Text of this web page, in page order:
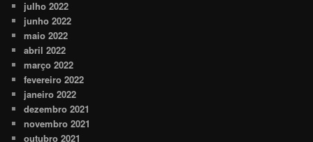
julho 2022
junho 2022
maio 2022
abril 2022
março 2022
fevereiro 2022
janeiro 2022
dezembro 2021
novembro 2021
outubro 2021